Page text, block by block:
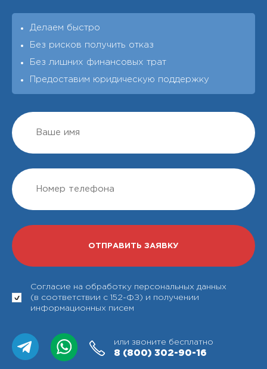
Делаем быстро
Без рисков получить отказ
Без лишних финансовых трат
Предоставим юридическую поддержку
Согласие на обработку персональных данных
(в соответствии с 152-ФЗ) и получении
информационных писем
или звоните бесплатно
8 (800) 302-90-16